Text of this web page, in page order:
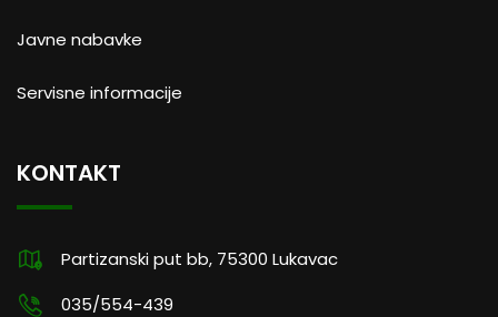
Javne nabavke
Servisne informacije
KONTAKT
Partizanski put bb, 75300 Lukavac
035/554-439